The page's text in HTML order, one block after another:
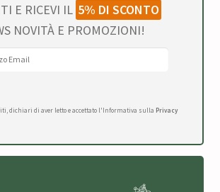
E RICEVI IL 5% DI SCONTO
NOVITÀ E PROMOZIONI!
dichiari di aver letto e accettato l'Informativa sulla Privacy